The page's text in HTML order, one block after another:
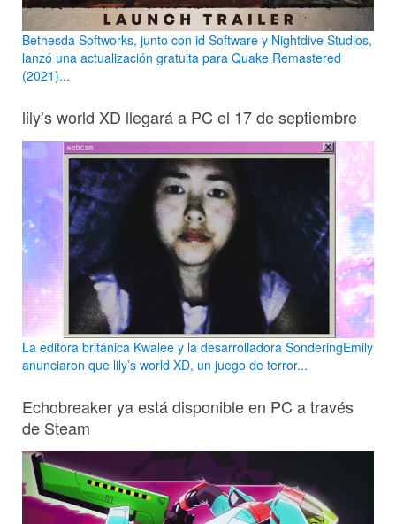
Bethesda Softworks, junto con id Software y Nightdive Studios,
lanzó una actualización gratuita para Quake Remastered
(2021)...
lily’s world XD llegará a PC el 17 de septiembre
La editora británica Kwalee y la desarrolladora SonderingEmily
anunciaron que lily’s world XD, un juego de terror...
Echobreaker ya está disponible en PC a través
de Steam